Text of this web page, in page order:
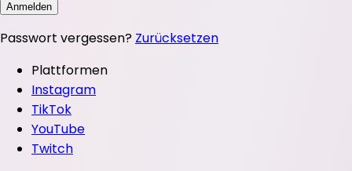
Anmelden
Passwort vergessen? Zurücksetzen
Plattformen
Instagram
TikTok
YouTube
Twitch